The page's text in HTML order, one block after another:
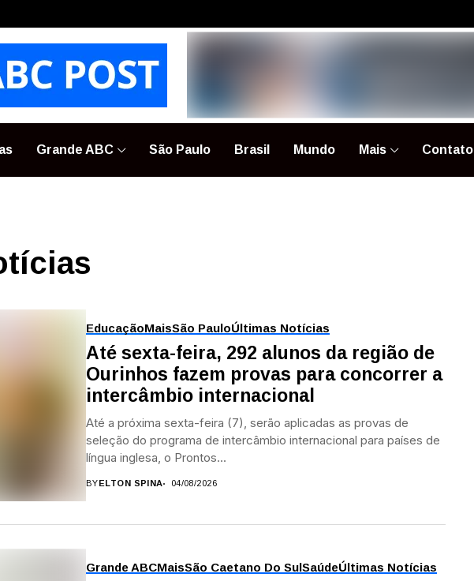
Grande ABC São Paulo Brasil Mundo Mais Contato
EducaçãoMaisSão PauloÚltimas Notícias
Até sexta-feira, 292 alunos da região de
Ourinhos fazem provas para concorrer a
intercâmbio internacional
Até a próxima sexta-feira (7), serão aplicadas as provas de
seleção do programa de intercâmbio internacional para países de
língua inglesa, o Prontos...
BYELTON SPINA 04/08/2026
Grande ABCMaisSão Caetano Do SulSaúdeÚltimas Notícias